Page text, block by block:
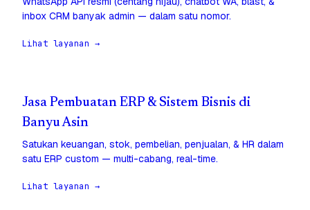
inbox CRM banyak admin — dalam satu nomor.
Lihat layanan →
Jasa Pembuatan ERP & Sistem Bisnis di
Banyu Asin
Satukan keuangan, stok, pembelian, penjualan, & HR dalam
satu ERP custom — multi-cabang, real-time.
Lihat layanan →